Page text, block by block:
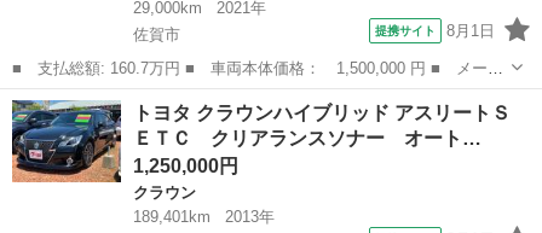
29,000km
2021年
佐賀市
提携サイト 8月1日
■ 支払総額: 160.7万円 ■ 車両本体価格： 1,500,000 円 ■ メーカ
ー名： トヨタ ■ 車種名： ルーミー ■ グレード名： カスタム
Ｇ 新品タイヤ／純正 ＳＤナビ／スマートアシスト（トヨタ・ダイ
ハツ）／...
佐賀 佐賀市 トヨタ
トヨタ クラウンハイブリッド アスリートＳ
ＥＴＣ クリアランスソナー オート…
1,250,000円
クラウン
189,401km
2013年